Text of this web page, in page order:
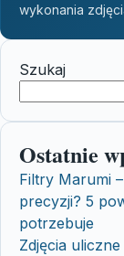
wykonania
Szukaj
Ostatnie
Filtry Marumi
precyzji? 5
potrzebuje
Zdjęcia